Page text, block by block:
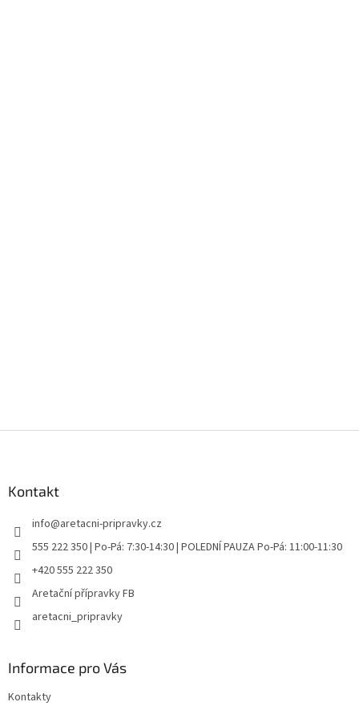
Kontakt
info@aretacni-pripravky.cz
555 222 350 | Po-Pá: 7:30-14:30 | POLEDNÍ PAUZA Po-Pá: 11:00-11:30
+420 555 222 350
Aretační přípravky FB
aretacni_pripravky
Informace pro Vás
Kontakty